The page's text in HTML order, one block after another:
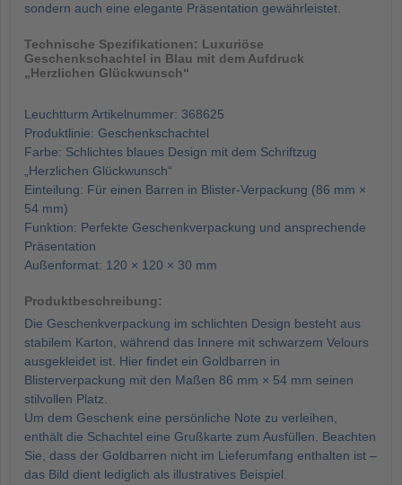
sondern auch eine elegante Präsentation gewährleistet.
Technische Spezifikationen: Luxuriöse
Geschenkschachtel in Blau mit dem Aufdruck
„Herzlichen Glückwunsch“
Leuchtturm Artikelnummer: 368625
Produktlinie: Geschenkschachtel
Farbe: Schlichtes blaues Design mit dem Schriftzug
„Herzlichen Glückwunsch“
Einteilung: Für einen Barren in Blister-Verpackung (86 mm ×
54 mm)
Funktion: Perfekte Geschenkverpackung und ansprechende
Präsentation
Außenformat: 120 × 120 × 30 mm
Produktbeschreibung:
Die Geschenkverpackung im schlichten Design besteht aus
stabilem Karton, während das Innere mit schwarzem Velours
ausgekleidet ist. Hier findet ein Goldbarren in
Blisterverpackung mit den Maßen 86 mm × 54 mm seinen
stilvollen Platz.
Um dem Geschenk eine persönliche Note zu verleihen,
enthält die Schachtel eine Grußkarte zum Ausfüllen. Beachten
Sie, dass der Goldbarren nicht im Lieferumfang enthalten ist –
das Bild dient lediglich als illustratives Beispiel.